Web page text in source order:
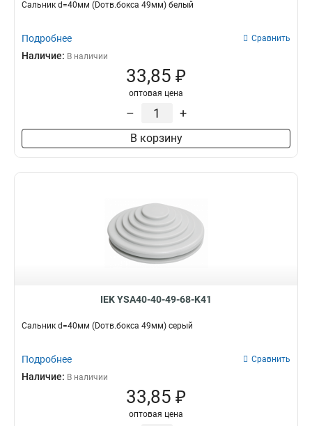
Сальник d=40мм (Dотв.бокса 49мм) белый
Подробнее Сравнить
Наличие: В наличии
33,85 ₽
оптовая цена
– +
В корзину
IEK YSA40-40-49-68-K41
Сальник d=40мм (Dотв.бокса 49мм) серый
Подробнее Сравнить
Наличие: В наличии
33,85 ₽
оптовая цена